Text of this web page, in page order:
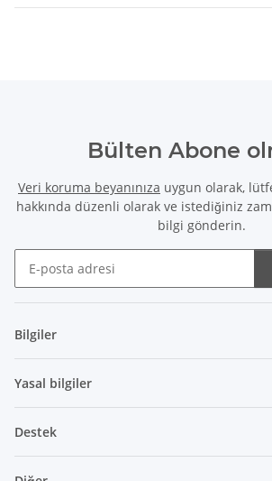
Bülten Abone
Veri koruma beyanınıza uygun olarak,
hakkında düzenli olarak ve istediğiniz
bilgi gönderin.
Bilgiler
Yasal bilgiler
Destek